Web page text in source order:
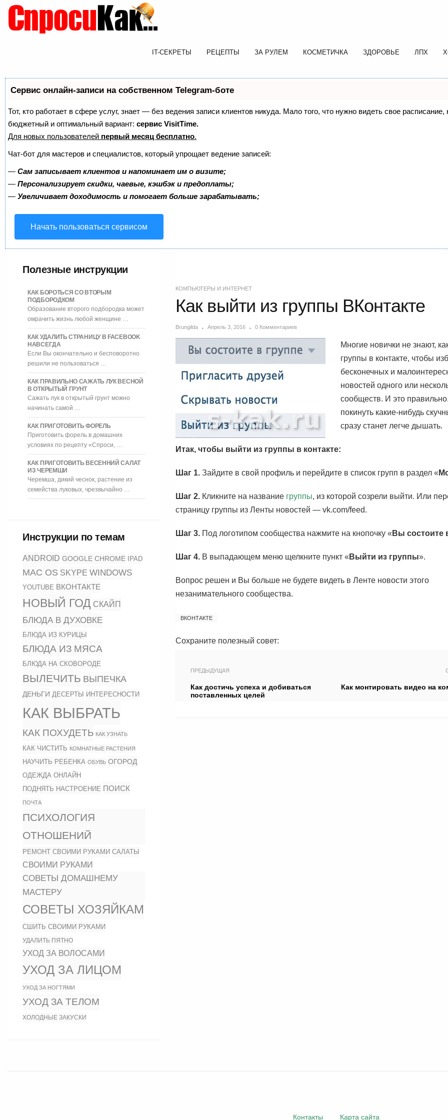
IT-СЕКРЕТЫ РЕЦЕПТЫ ЗА РУЛЕМ КОСМЕТИЧКА ЗДОРОВЬЕ ЛПХ
Сервис онлайн-записи на собственном Telegram-боте
Тот, кто работает в сфере услуг, знает — без ведения записи клиентов никуда. Мало того, что нужно видеть свое
бюджетный и оптимальный вариант: сервис VisitTime.
Для новых пользователей первый месяц бесплатно.
Чат-бот для мастеров и специалистов, который упрощает ведение записей:
— Сам записывает клиентов и напоминает им о визите;
— Персонализирует скидки, чаевые, кэшбэк и предоплаты;
— Увеличивает доходимость и помогает больше зарабатывать;
Начать пользоваться сервисом
Полезные инструкции
КАК БОРОТЬСЯ СО ВТОРЫМ
ПОДБОРОДКОМ
Образование второго подбородка может
омрачить жизнь любой женщине …
КАК УДАЛИТЬ СТРАНИЦУ В FACEBOOK
НАВСЕГДА
Если Вы окончательно и бесповоротно
решили не пользоваться …
КАК ПРАВИЛЬНО САЖАТЬ ЛУК ВЕСНОЙ
В ОТКРЫТЫЙ ГРУНТ
Сажать лук в открытый грунт можно
начинать самой …
КАК ПРИГОТОВИТЬ ФОРЕЛЬ
Приготовить форель в домашних
условиях по рецепту «Спроси, …
КАК ПРИГОТОВИТЬ ВЕСЕННИЙ САЛАТ
ИЗ ЧЕРЕМШИ
Черемша, дикий чеснок, растение из
семейства луковых, чрезвычайно …
Инструкции по темам
ANDROID GOOGLE CHROME IPAD
MAC OS SKYPE WINDOWS
YOUTUBE ВКОНТАКТЕ
НОВЫЙ ГОД СКАЙП
БЛЮДА В ДУХОВКЕ
БЛЮДА ИЗ КУРИЦЫ
БЛЮДА ИЗ МЯСА
БЛЮДА НА СКОВОРОДЕ
ВЫЛЕЧИТЬ ВЫПЕЧКА
ДЕНЬГИ ДЕСЕРТЫ ИНТЕРЕСНОСТИ
КАК ВЫБРАТЬ
КАК ПОХУДЕТЬ КАК УЗНАТЬ
КАК ЧИСТИТЬ КОМНАТНЫЕ РАСТЕНИЯ
НАУЧИТЬ РЕБЕНКА ОБУВЬ ОГОРОД
ОДЕЖДА ОНЛАЙН
ПОДНЯТЬ НАСТРОЕНИЕ ПОИСК
ПОЧТА
ПСИХОЛОГИЯ
ОТНОШЕНИЙ
РЕМОНТ СВОИМИ РУКАМИ САЛАТЫ
СВОИМИ РУКАМИ
СОВЕТЫ ДОМАШНЕМУ
МАСТЕРУ
СОВЕТЫ ХОЗЯЙКАМ
СШИТЬ СВОИМИ РУКАМИ
УДАЛИТЬ ПЯТНО
УХОД ЗА ВОЛОСАМИ
УХОД ЗА ЛИЦОМ
УХОД ЗА НОГТЯМИ
УХОД ЗА ТЕЛОМ
ХОЛОДНЫЕ ЗАКУСКИ
КОМПЬЮТЕРЫ И ИНТЕРНЕТ
Как выйти из группы ВКонтакте
Brungilda Апрель 3, 2016 0 Комментариев
Многие новички не знают,
группы в контакте, чтобы
бесконечных и
новостей одного или
сообществ. И это
покинуть какие-нибудь
сразу станет легче дышать.
Итак, чтобы выйти из группы в контакте:
Шаг 1. Зайдите в свой профиль и перейдите в список групп в раздел «
Шаг 2. Кликните на название группы, из которой созрели выйти. Или
страницу группы из Ленты новостей — vk.com/feed.
Шаг 3. Под логотипом сообщества нажмите на кнопочку « Вы состоите
Шаг 4. В выпадающем меню щелкните пункт « Выйти из группы».
Вопрос решен и Вы больше не будете видеть в Ленте новости этого
незанимательного сообщества.
ВКОНТАКТЕ
Сохраните полезный совет:
ПРЕДЫДУЩАЯ
Как достичь успеха и добиваться
поставленных целей
Как монтировать видео на
Контакты Карта сайта